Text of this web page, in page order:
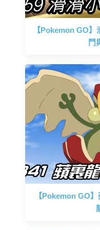
【Pokemon GO
鬥
【Pokemon GO